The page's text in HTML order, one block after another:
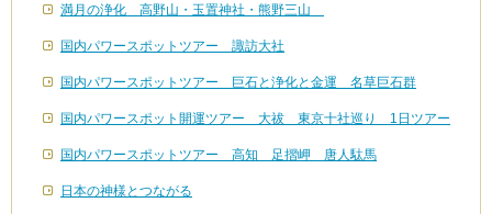
満月の浄化 高野山・玉置神社・熊野三山
国内パワースポットツアー 諏訪大社
国内パワースポットツアー 巨石と浄化と金運 名草巨石群
国内パワースポット開運ツアー 大祓 東京十社巡り 1日ツアー
国内パワースポットツアー 高知 足摺岬 唐人駄馬
日本の神様とつながる